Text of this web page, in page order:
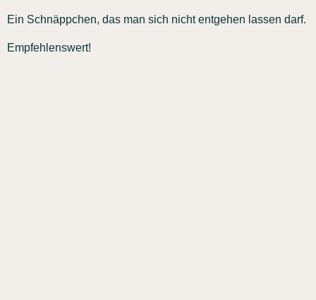
Ein Schnäppchen, das man sich nicht entgehen lassen darf.
Empfehlenswert!